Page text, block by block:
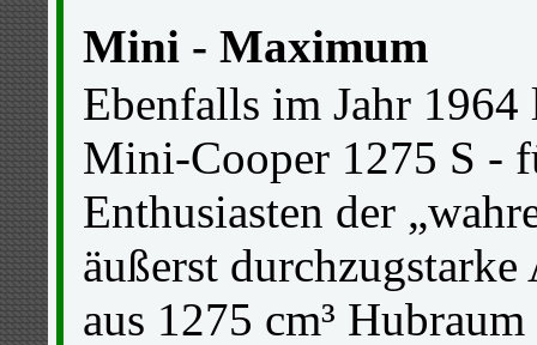
Mini - Maximum
Ebenfalls im Jahr
Mini-Cooper 1275 S -
Enthusiasten der
äußerst
aus 1275 cm³